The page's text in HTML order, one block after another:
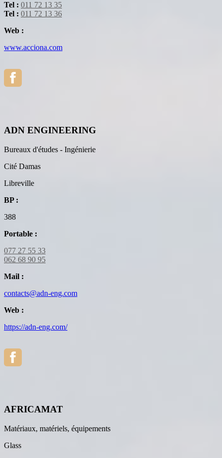
Tel : 011 72 13 35
Tel : 011 72 13 36
Web :
www.acciona.com
ADN ENGINEERING
Bureaux d'études - Ingénierie
Cité Damas
Libreville
BP :
388
Portable :
077 27 55 33
062 68 90 95
Mail :
contacts@adn-eng.com
Web :
https://adn-eng.com/
AFRICAMAT
Matériaux, matériels, équipements
Glass